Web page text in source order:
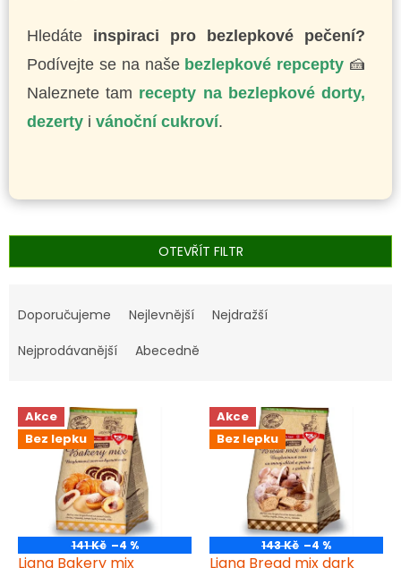
Hledáte inspiraci pro bezlepkové pečení?
Podívejte se na naše bezlepkové repcepty 🍰
Naleznete tam recepty na bezlepkové dorty,
dezerty i vánoční cukroví.
OTEVŘÍT FILTR
a
e
p
o
ů
Doporučujeme Nejlevnější
Nejdražší
Nejprodávanější
Abecedně
V
p
o
Akce
Bez lepku
141 Kč –4 %
Liana Bakery mix
Akce
Bez lepku
143 Kč –4 %
Liana Bread mix dark